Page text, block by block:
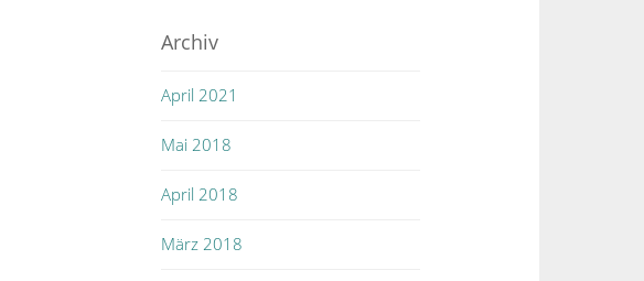
Archiv
April 2021
Mai 2018
April 2018
März 2018